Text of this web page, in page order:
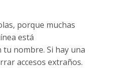
porque muchas
está
nombre. Si hay una
accesos extraños.